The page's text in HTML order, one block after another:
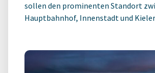
sollen den prominenten Standort
Hauptbahnhof, Innenstadt und Kieler